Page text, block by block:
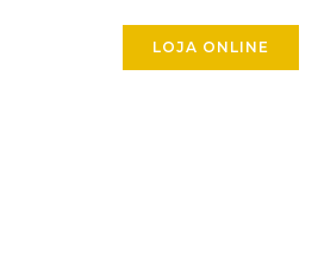
LOJA ONLINE